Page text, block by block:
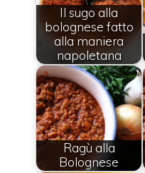
Il sugo alla
bolognese fatto
alla maniera
napoletana
Ragù alla
Bolognese